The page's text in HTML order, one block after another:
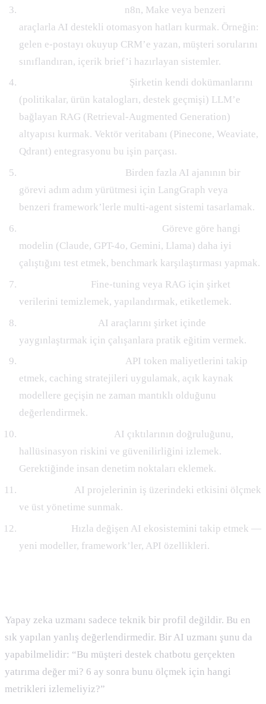
n8n, Make veya benzeri
araçlarla AI destekli otomasyon hatları kurmak. Örneğin:
gelen e-postayı okuyup CRM’e yazan, müşteri sorularını
sınıflandıran, içerik brief’i hazırlayan sistemler.
Şirketin kendi dokümanlarını
(politikalar, ürün katalogları, destek geçmişi) LLM’e
bağlayan RAG (Retrieval-Augmented Generation)
altyapısı kurmak. Vektör veritabanı (Pinecone, Weaviate,
Qdrant) entegrasyonu bu işin parçası.
Birden fazla AI ajanının bir
görevi adım adım yürütmesi için LangGraph veya
benzeri framework’lerle multi-agent sistemi tasarlamak.
Göreve göre hangi
modelin (Claude, GPT-4o, Gemini, Llama) daha iyi
çalıştığını test etmek, benchmark karşılaştırması yapmak.
Fine-tuning veya RAG için şirket
verilerini temizlemek, yapılandırmak, etiketlemek.
AI araçlarını şirket içinde
yaygınlaştırmak için çalışanlara pratik eğitim vermek.
API token maliyetlerini takip
etmek, caching stratejileri uygulamak, açık kaynak
modellere geçişin ne zaman mantıklı olduğunu
değerlendirmek.
AI çıktılarının doğruluğunu,
hallüsinasyon riskini ve güvenilirliğini izlemek.
Gerektiğinde insan denetim noktaları eklemek.
AI projelerinin iş üzerindeki etkisini ölçmek
ve üst yönetime sunmak.
Hızla değişen AI ekosistemini takip etmek —
yeni modeller, framework’ler, API özellikleri.
Yapay zeka uzmanı sadece teknik bir profil değildir. Bu en
sık yapılan yanlış değerlendirmedir. Bir AI uzmanı şunu da
yapabilmelidir: “Bu müşteri destek chatbotu gerçekten
yatırıma değer mi? 6 ay sonra bunu ölçmek için hangi
metrikleri izlemeliyiz?”